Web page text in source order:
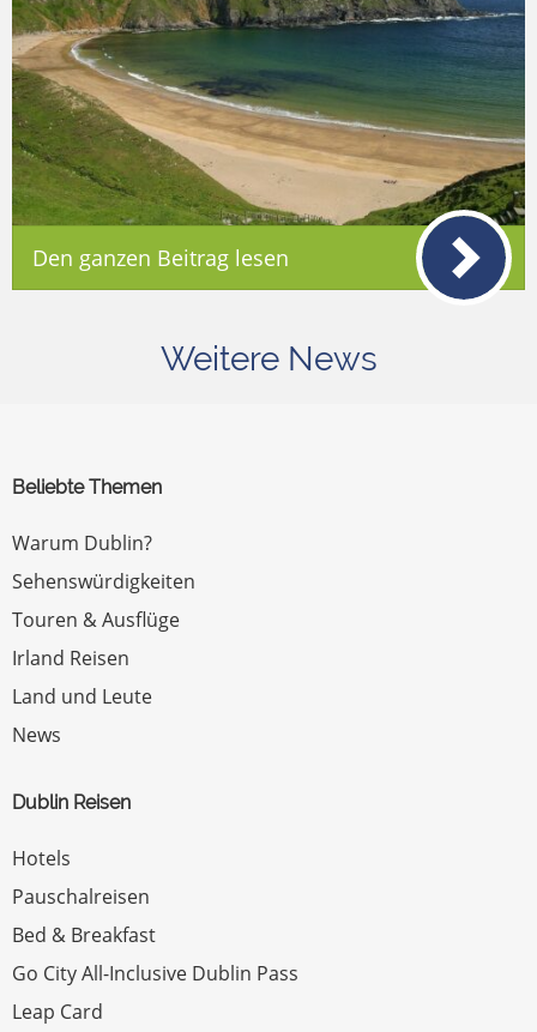
Den ganzen Beitrag lesen
Weitere News
Beliebte Themen
Warum Dublin?
Sehenswürdigkeiten
Touren & Ausflüge
Irland Reisen
Land und Leute
News
Dublin Reisen
Hotels
Pauschalreisen
Bed & Breakfast
Go City All-Inclusive Dublin Pass
Leap Card